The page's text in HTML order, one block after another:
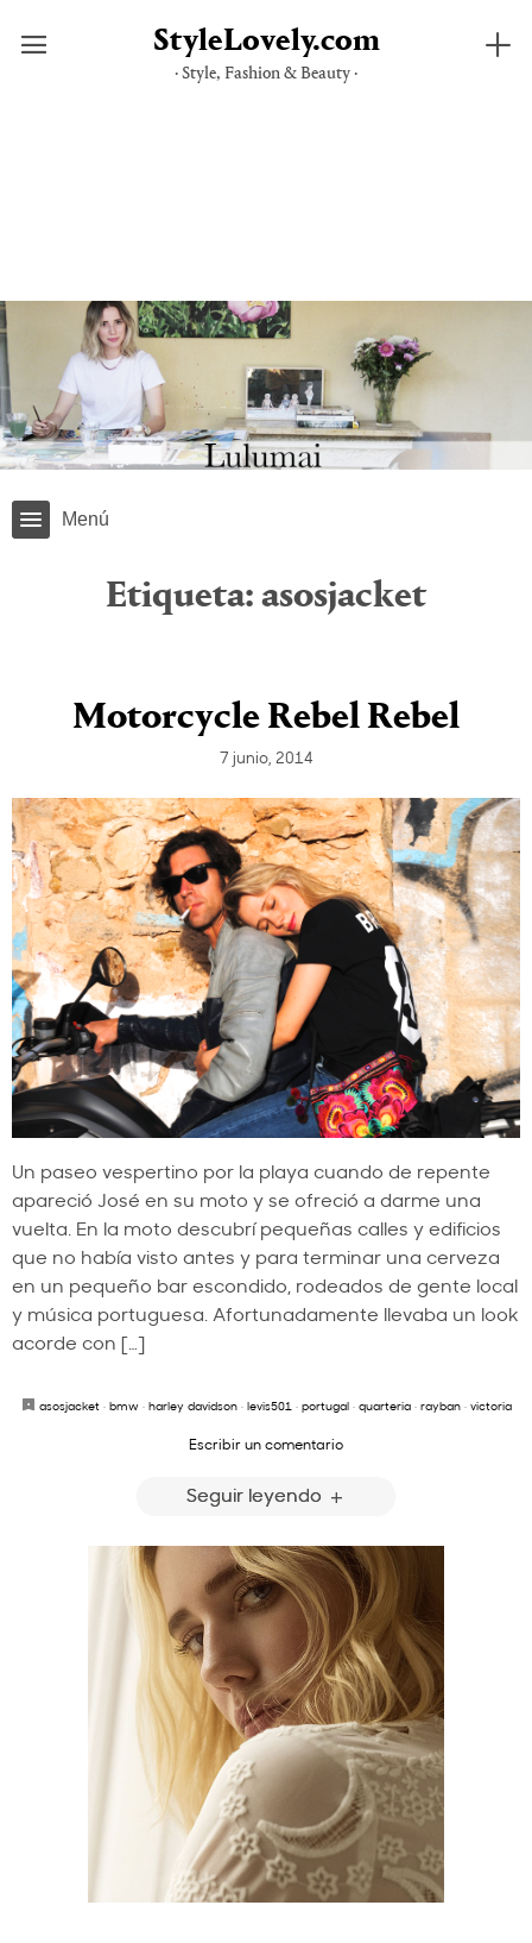
StyleLovely.com
· Style, Fashion & Beauty ·
Menú
Etiqueta: asosjacket
Motorcycle Rebel Rebel
7 junio, 2014
Un paseo vespertino por la playa cuando de repente
apareció José en su moto y se ofreció a darme una
vuelta. En la moto descubrí pequeñas calles y edificios
que no había visto antes y para terminar una cerveza
en un pequeño bar escondido, rodeados de gente local
y música portuguesa. Afortunadamente llevaba un look
acorde con […]
asosjacket· bmw· harley davidson· levis501· portugal· quarteria· rayban· victoria
Escribir un comentario
Seguir leyendo